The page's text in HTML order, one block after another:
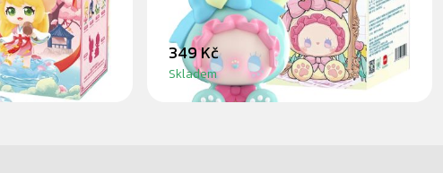
349 Kč
Skladem